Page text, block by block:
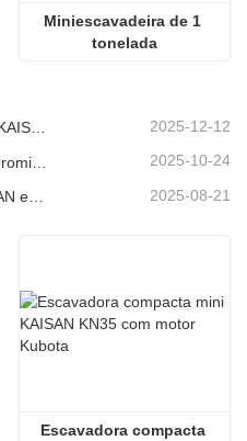
Miniescavadeira de 1
tonelada
Nova miniescavadora de rastos KAISAN de 1,2 toneladas: design sem cauda para operações em espaços confinados. 2025-12-12
2025-10-24
2025-08-21
Escavadora compacta